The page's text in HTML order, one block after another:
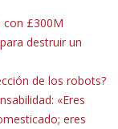
con £300M
destruir un
de los robots?
«Eres
eres